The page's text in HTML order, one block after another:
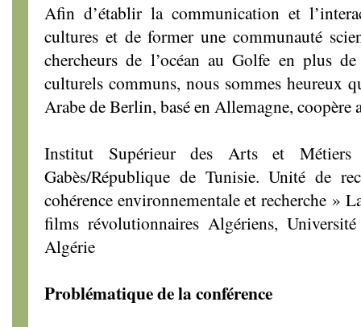
Afin d’établir la communication et
cultures et de former une communauté
chercheurs de l’océan au Golfe en plus
culturels communs, nous sommes heureux
Arabe de Berlin, basé en Allemagne, coopère
Institut Supérieur des Arts et Métiers
Gabès/République de Tunisie. Unité de
cohérence environnementale et recherche »
films révolutionnaires Algériens,
Algérie
Problématique de la conférence